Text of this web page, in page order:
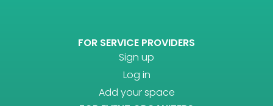
FOR SERVICE PROVIDERS
Sign up
Log in
Add your space